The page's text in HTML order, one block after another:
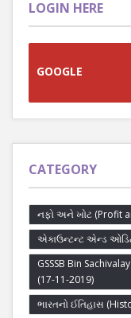
LOGIN HERE
GOOGLE
CATEGORY
નફો અને ખોટ (Profit
એકાઉન્ટન્ટ એન્ડ
GSSSB Bin
(17-11-2019)
ભારતનો ઈતિહાસ